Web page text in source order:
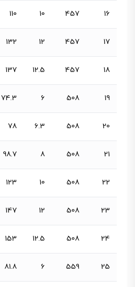
16
457
10
110
17
457
12
132
18
457
12.5
137
19
508
6
74.3
20
508
6.3
78
21
508
8
98.7
22
508
10
123
23
508
12
147
24
508
12.5
153
25
559
6
81.8